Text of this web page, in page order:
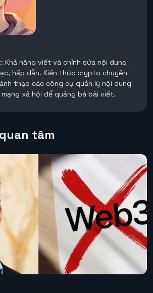
năng viết và chỉnh sửa nội dung
hấp dẫn. Kiến thức crypto chuyên
thạo các công cụ quản lý nội dung
xã hội để quảng bá bài viết.
tâm